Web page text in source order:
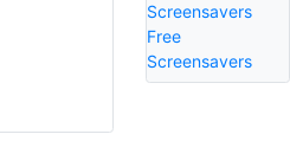
Screensavers
Free
Screensavers